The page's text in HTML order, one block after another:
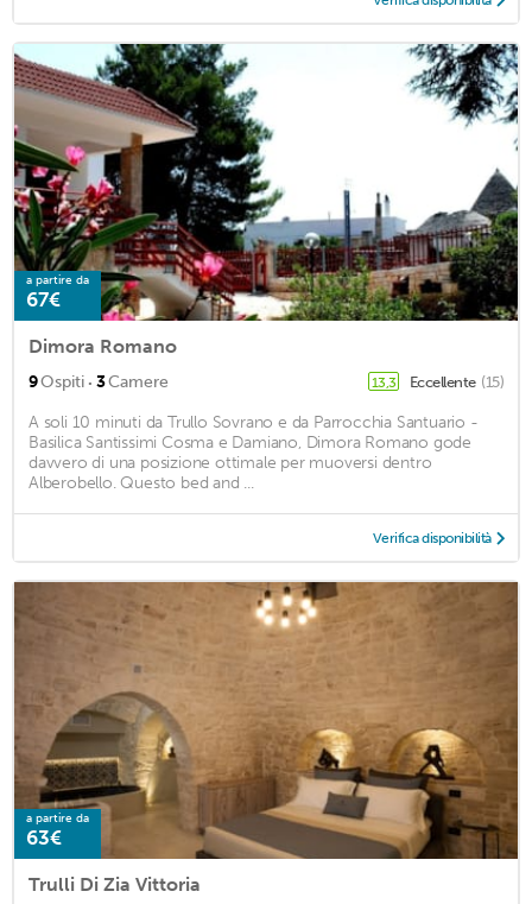
a partire da
67€
Dimora Romano
9Ospiti · 3Camere 13,3 Eccellente (15)
A soli 10 minuti da Trullo Sovrano e da Parrocchia Santuario -
Basilica Santissimi Cosma e Damiano, Dimora Romano gode
davvero di una posizione ottimale per muoversi dentro
Alberobello. Questo bed and ...
Verifica disponibilità
a partire da
63€
Trulli Di Zia Vittoria